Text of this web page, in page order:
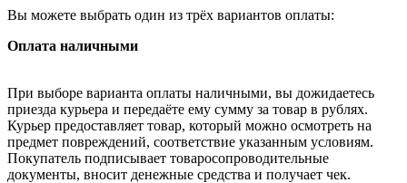
Вы можете выбрать один из трёх вариантов оплаты:
Оплата наличными
При выборе варианта оплаты наличными, вы дожидаетесь
приезда курьера и передаёте ему сумму за товар в рублях.
Курьер предоставляет товар, который можно осмотреть на
предмет повреждений, соответствие указанным условиям.
Покупатель подписывает товаросопроводительные
документы, вносит денежные средства и получает чек.